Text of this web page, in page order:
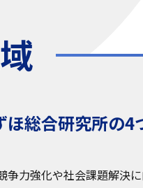
域
ほ総合研究所の4
争力強化や社会課題解決